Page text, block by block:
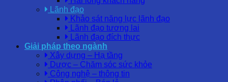
Lãnh đạo
Khảo sát năng lực lãnh đạo
Lãnh đạo tương lai
Lãnh đạo đích thực
Giải pháp theo ngành
Xây dựng – Hạ tầng
Dược – Chăm sóc sức khỏe
Công nghệ – thông tin